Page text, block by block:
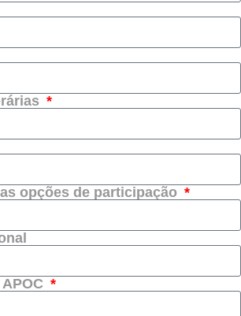
opções de participação